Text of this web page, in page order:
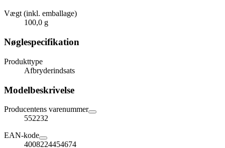
Vægt (inkl. emballage)
100,0 g
Nøglespecifikation
Produkttype
Afbryderindsats
Modelbeskrivelse
Producentens varenummer
552232
EAN-kode
4008224454674